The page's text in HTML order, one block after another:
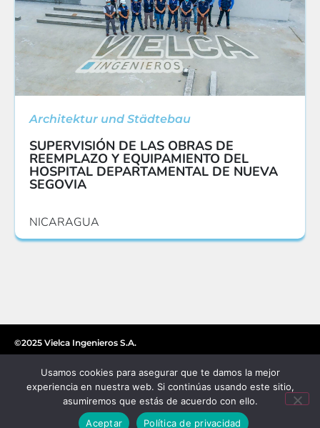
Architektur und Städtebau
SUPERVISIÓN DE LAS OBRAS DE
REEMPLAZO Y EQUIPAMIENTO DEL
HOSPITAL DEPARTAMENTAL DE NUEVA
SEGOVIA
NICARAGUA
©2025 Vielca Ingenieros S.A.
Usamos cookies para asegurar que te damos la mejor
experiencia en nuestra web. Si continúas usando este sitio,
asumiremos que estás de acuerdo con ello.
Aceptar
Política de privacidad